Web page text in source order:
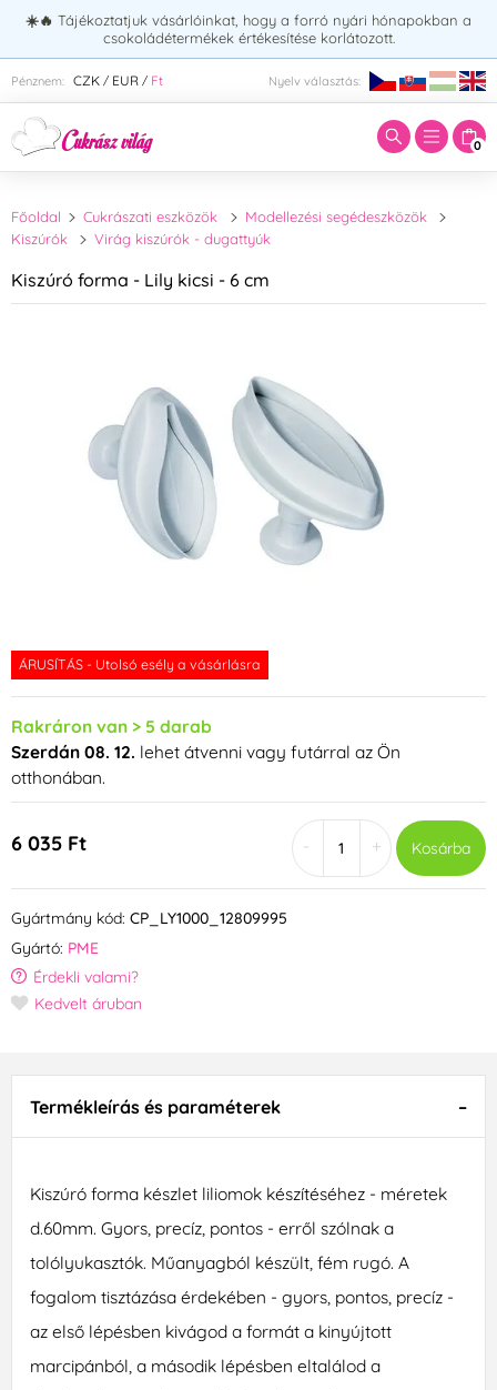
☀️🔥 Tájékoztatjuk vásárlóinkat, hogy a forró nyári hónapokban a
csokoládétermékek értékesítése korlátozott.
Pénznem: CZK / EUR / Ft Nyelv választás:
0
Adja meg a keresett kifejezést:
Főoldal Cukrászati eszközök
Modellezési segédeszközök
Kiszúrók
Virág kiszúrók - dugattyúk
Kiszúró forma - Lily kicsi - 6 cm
ÁRUSÍTÁS - Utolsó esély a vásárlásra
Rakráron van > 5 darab
Szerdán 08. 12. lehet átvenni vagy futárral az Ön
otthonában.
6 035 Ft + Kosárba
Gyártmány kód: CP_LY1000_12809995
Gyártó: PME
Érdekli valami?
Kedvelt áruban
Termékleírás és paraméterek
Kiszúró forma készlet liliomok készítéséhez - méretek
d.60mm. Gyors, precíz, pontos - erről szólnak a
tolólyukasztók. Műanyagból készült, fém rugó. A
fogalom tisztázása érdekében - gyors, pontos, precíz -
az első lépésben kivágod a formát a kinyújtott
marcipánból, a második lépésben eltalálod a